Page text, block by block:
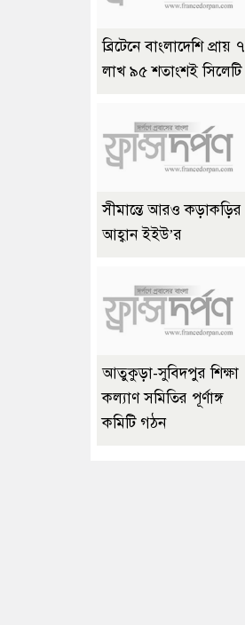
ব্রিটেনে বাংলাদেশি প্রায় ৭
লাখ ৯৫ শতাংশই সিলেটি
সীমান্তে আরও কড়াকড়ির
আহ্বান ইইউ’র
আতুকুড়া-সুবিদপুর শিক্ষা
কল্যাণ সমিতির পূর্ণাঙ্গ
কমিটি গঠন